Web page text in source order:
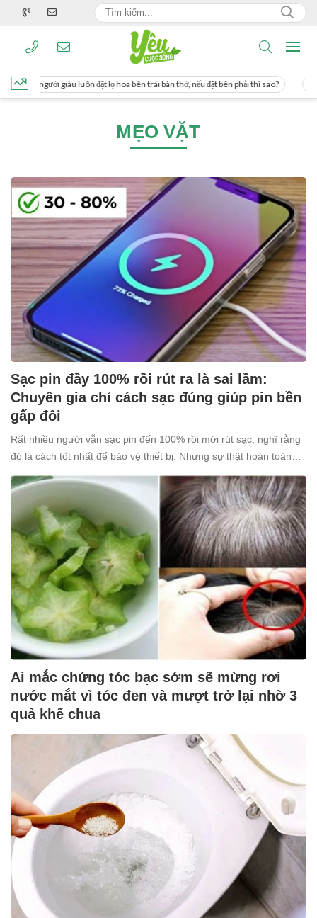
người giàu luôn đặt lọ hoa bên trái bàn thờ, nếu đặt bên phải thì sao?
MẸO VẶT
Sạc pin đầy 100% rồi rút ra là sai lầm:
Chuyên gia chỉ cách sạc đúng giúp pin bền
gấp đôi
Rất nhiều người vẫn sạc pin đến 100% rồi mới rút sạc, nghĩ rằng
đó là cách tốt nhất để bảo vệ thiết bị. Nhưng sự thật hoàn toàn
ngược lại: thói quen tưởng chừng “vô hại” này lại âm thầm khiến
pin nhanh chai, giảm tuổi thọ.
Ai mắc chứng tóc bạc sớm sẽ mừng rơi
nước mắt vì tóc đen và mượt trở lại nhờ 3
quả khế chua